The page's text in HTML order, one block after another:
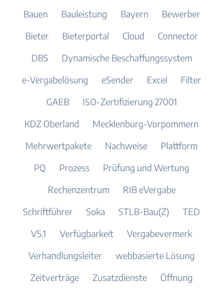
Bauen
Bauleistung Bayern
Bewerber
Bieter
Bieterportal Cloud
Connector
DBS
Dynamische Beschaffungssystem
e-Vergabelösung
eSender Excel
Filter
GAEB
ISO-Zertifizierung 27001
KDZ Oberland
Mecklenburg-Vorpommern
Mehrwertpakete
Nachweise
Plattform
PQ
Prozess
Prüfung und Wertung
Rechenzentrum
RIB eVergabe
Schriftführer
Soka STLB-Bau(Z)
TED
V5.1
Verfügbarkeit
Vergabevermerk
Verhandlungsleiter
webbasierte Lösung
Zeitverträge
Zusatzdienste Öffnung